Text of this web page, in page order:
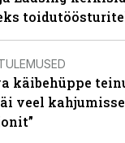
käibehüppe
veel